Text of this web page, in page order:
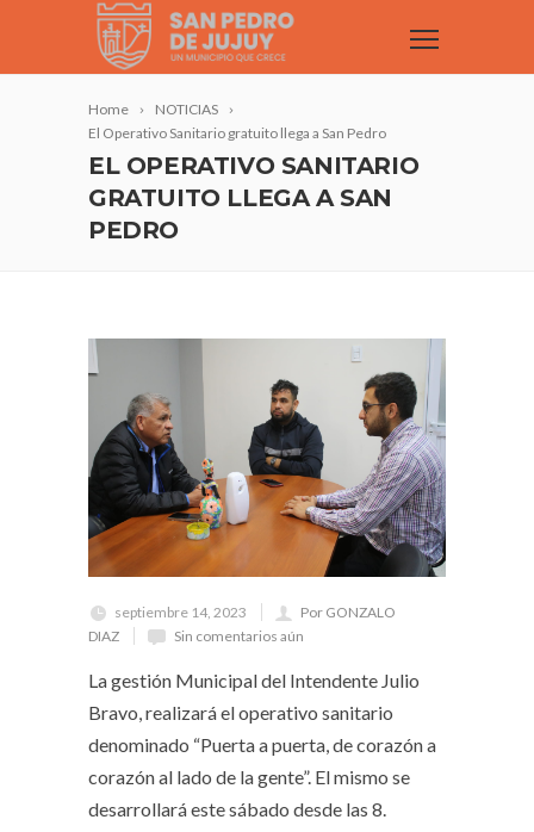
Home
NOTICIAS
El Operativo Sanitario gratuito llega a San Pedro
EL OPERATIVO SANITARIO
GRATUITO LLEGA A SAN
PEDRO
septiembre 14, 2023
Por GONZALO
DIAZ
Sin comentarios aún
La gestión Municipal del Intendente Julio
Bravo, realizará el operativo sanitario
denominado “Puerta a puerta, de corazón a
corazón al lado de la gente”. El mismo se
desarrollará este sábado desde las 8.